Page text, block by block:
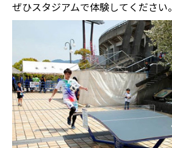
ぜひスタジアムで体験してください。